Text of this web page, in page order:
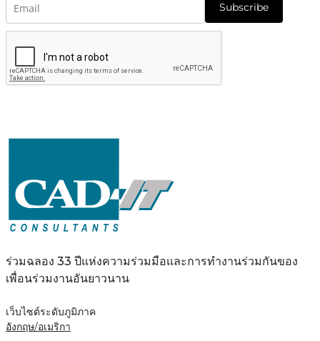
Subscribe
ร่วมฉลอง 33 ปีแห่งความร่วมมือและการทำงานร่วมกันของ
เพื่อนร่วมงานอันยาวนาน
เว็บไซต์ระดับภูมิภาค
อังกฤษ/อเมริกา